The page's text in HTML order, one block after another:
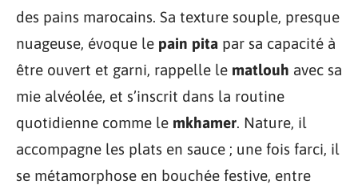
des pains marocains. Sa texture souple, presque
nuageuse, évoque le pain pita par sa capacité à
être ouvert et garni, rappelle le matlouh avec sa
mie alvéolée, et s’inscrit dans la routine
quotidienne comme le mkhamer. Nature, il
accompagne les plats en sauce ; une fois farci, il
se métamorphose en bouchée festive, entre